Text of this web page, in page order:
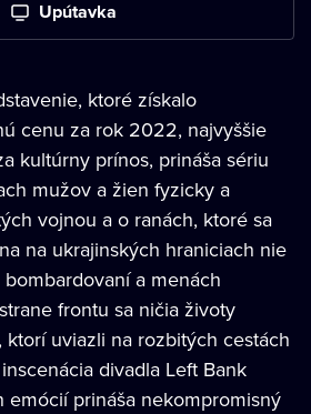
Upútavka
ktoré získalo
cenu za rok 2022, najvyššie
kultúrny prínos, prináša sériu
mužov a žien fyzicky a
vojnou a o ranách, ktoré sa
na ukrajinských hraniciach nie
a menách
frontu sa ničia životy
ktorí uviazli na rozbitých cestách
divadla Left Bank
emócií prináša nekompromisný